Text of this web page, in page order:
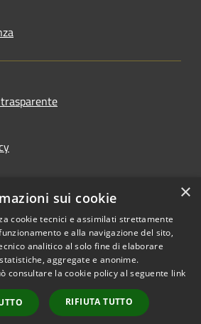
Copyright © 2026 • Comune di
Fombio • Powered by
Municipium•
Accesso
redazione
×
sui cookie
cookie tecnici e assimilati strettamente
e alla navigazione del sito,
analitico al solo fine di elaborare
aggregate e anonime.
consultare la cookie policy al seguente link
RIFIUTA TUTTO